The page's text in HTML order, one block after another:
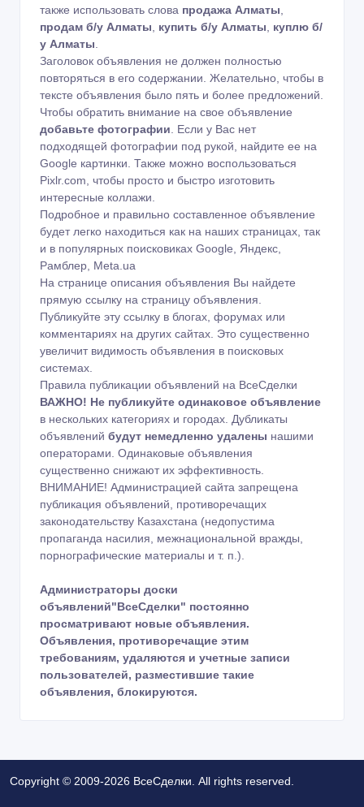
также использовать слова продажа Алматы
продам б/у Алматы
купить б/у Алматы
куплю б/
у Алматы
Заголовок объявления не должен полностью
повторяться в его содержании. Желательно, чтобы в
тексте объявления было пять и более предложений.
Чтобы обратить внимание на свое объявление
добавьте фотографии . Если у Вас нет
подходящей фотографии под рукой, найдите ее на
Google картинки . Также можно воспользоваться
Pixlr.com , чтобы просто и быстро изготовить
интересные коллажи.
Подробное и правильно составленное объявление
будет легко находиться как на наших страницах, так
и в популярных поисковиках Google, Яндекс,
Рамблер, Meta.ua
На странице описания объявления Вы найдете
прямую ссылку на страницу объявления.
Публикуйте эту ссылку в блогах, форумах или
комментариях на других сайтах. Это существенно
увеличит видимость объявления в поисковых
системах.
Правила публикации объявлений на ВсеСделки
ВАЖНО! Не публикуйте одинаковое объявление
в нескольких категориях и городах. Дубликаты
объявлений будут немедленно удалены нашими
операторами. Одинаковые объявления
существенно снижают их эффективность.
ВНИМАНИЕ! Администрацией сайта запрещена
публикация объявлений, противоречащих
законодательству Казахстана (недопустима
пропаганда насилия, межнациональной вражды,
порнографические материалы и т. п.).
Администраторы доски
объявлений"ВсеСделки" постоянно
просматривают новые объявления.
Объявления, противоречащие этим
требованиям, удаляются и учетные записи
пользователей, разместившие такие
объявления, блокируются.
Copyright © 2009-2026 ВсеСделки. All rights reserved.